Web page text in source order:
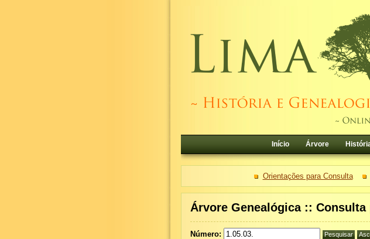
Início Árvore
Orientações para Consulta
Árvore Genealógica :: Consulta
Número: